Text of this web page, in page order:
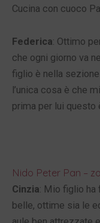
Cucina con cuoco
Federica: Ottimo
che ogni giorno va
figlio è nella
l’unica cosa è che
prima per lui questo
Nido Peter Pan –
Cinzia: Mio figlio ha
belle, ottime sia le